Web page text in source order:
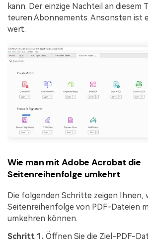
kann. Der einzige Nachteil an diesem
teuren Abonnements. Ansonsten ist
wert.
Wie man mit Adobe Acrobat die
Seitenreihenfolge umkehrt
Die folgenden Schritte zeigen Ihnen,
Seitenreihenfolge von PDF-Dateien
umkehren können.
Schritt 1. Öffnen Sie die Ziel-PDF-